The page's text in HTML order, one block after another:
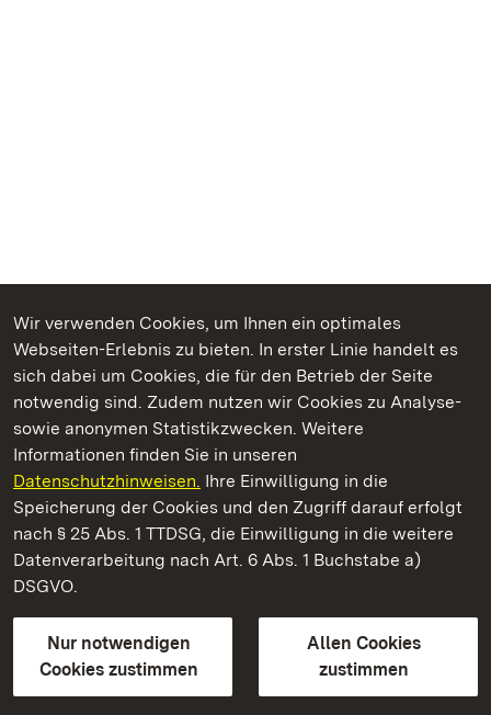
Wir verwenden Cookies, um Ihnen ein optimales
Webseiten-Erlebnis zu bieten. In erster Linie handelt es
sich dabei um Cookies, die für den Betrieb der Seite
notwendig sind. Zudem nutzen wir Cookies zu Analyse-
sowie anonymen Statistikzwecken. Weitere
Informationen finden Sie in unseren
Datenschutzhinweisen. Ihre Einwilligung in die
Speicherung der Cookies und den Zugriff darauf erfolgt
nach § 25 Abs. 1 TTDSG, die Einwilligung in die weitere
Datenverarbeitung nach Art. 6 Abs. 1 Buchstabe a)
DSGVO.
Nur notwendigen
Cookies zustimmen
Allen Cookies
zustimmen
Kommen. Staunen. Genießen.
Residenzschloss Ludwigsburg
Staatliche Schlösser und Gärten Baden-Württemberg
Kontakt
GebärdenspracheLeichte Sprache
Erklärung zur Barrierefreiheit
BITV-konform (geprüfte Seiten)